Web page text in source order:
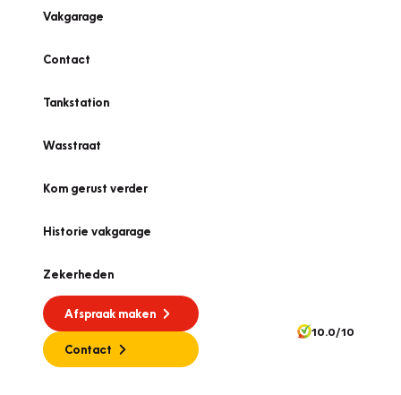
Vakgarage
Contact
Tankstation
Wasstraat
Kom gerust verder
Historie vakgarage
Zekerheden
Afspraak maken
Contact
10.0/10